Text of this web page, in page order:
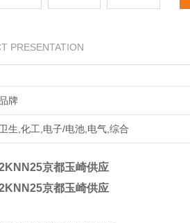
PRESENTATION
牌
生,化工,电子/电池,电气,综合
京都玉崎供应
京都玉崎供应